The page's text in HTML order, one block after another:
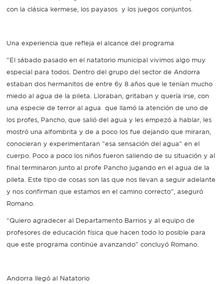
con la clásica kermese, los payasos y los juegos conjuntos.
Una experiencia que refleja el alcance del programa
"El sábado pasado en el natatorio municipal vivimos algo muy
especial para todos. Dentro del grupo del sector de Andorra
estaban dos hermanitos de entre 6y 8 años que le tenían mucho
miedo al agua de la pileta. Lloraban, gritaban y quería irse, con
una especie de terror al agua que llamó la atención de uno de
los profes, Pancho, que salió del agua y les empezó a hablar, les
mostró una alfombrita y de a poco los fue dejando que miraran,
conocieran y experimentaran "esa sensación del agua" en el
cuerpo. Poco a poco los niños fueron saliendo de su situación y al
final terminaron junto al profe Pancho jugando en el agua de la
pileta. Este tipo de cosas son las que nos llevan a seguir adelante
y nos confirman que estamos en el camino correcto", aseguró
Romano.
"Quiero agradecer al Departamento Barrios y al equipo de
profesores de educación física que hacen todo lo posible para
que este programa continúe avanzando" concluyó Romano.
Andorra llegó al Natatorio